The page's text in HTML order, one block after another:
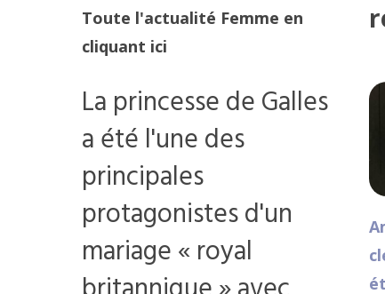
Toute l'actualité Femme en
cliquant ici
La princesse de Galles
a été l'une des
principales
protagonistes d'un
mariage « royal